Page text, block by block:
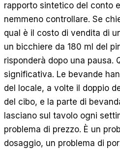
Prezzi
Contatti
Lavora con noi
Prenota una demo
LINGUA
FR
rapporto sintetico del conto
nemmeno controllare. Se
qual è il costo di vendita di
un bicchiere da 180 ml del
risponderà dopo una pausa.
significativa. Le bevande
del locale, a volte il doppio
del cibo, e la parte di
lasciano sul tavolo ogni
problema di prezzo. È un
dosaggio, un problema di